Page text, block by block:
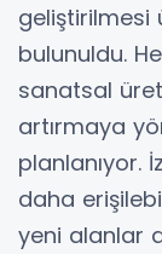
geliştirilmesi
bulunuldu.
sanatsal
artırmaya
planlanıyor.
daha
yeni alanlar